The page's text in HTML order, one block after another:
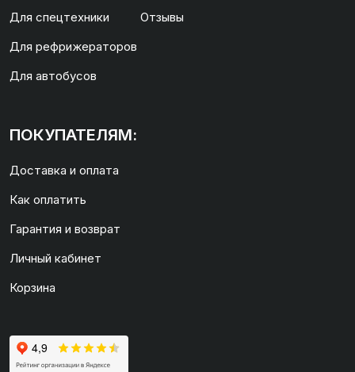
Для спецтехники
Для рефрижераторов
Для автобусов
Отзывы
ПОКУПАТЕЛЯМ:
Доставка и оплата
Как оплатить
Гарантия и возврат
Личный кабинет
Корзина